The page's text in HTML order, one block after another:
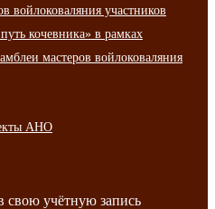
войлоковаляния участников
кочевника» в рамках
мастеров войлоковаляния
АНО
свою учётную запись